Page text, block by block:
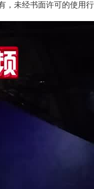
，未经书面许可的使用